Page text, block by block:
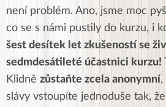
není problém. Ano, jsme moc
co se s námi pustily do kurzu, i
šest desítek let zkušeností se
sedmdesátileté účastnici kurzu!
Klidně zůstaňte zcela anonymní,
slávy vstoupíte jednoduše tak, že